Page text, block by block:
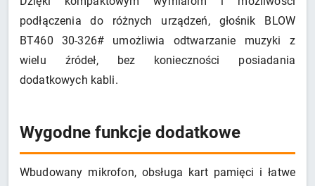
podłączenia do różnych urządzeń, głośnik BLOW
BT460 30-326# umożliwia odtwarzanie muzyki z
wielu źródeł, bez konieczności posiadania
dodatkowych kabli.
Wygodne funkcje dodatkowe
Wbudowany mikrofon, obsługa kart pamięci i łatwe